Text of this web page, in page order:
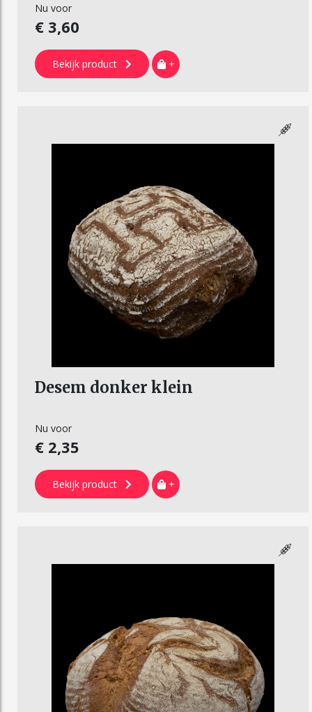
Nu voor
€ 3,60
Bekijk product +
Desem donker klein
Nu voor
€ 2,35
Bekijk product +